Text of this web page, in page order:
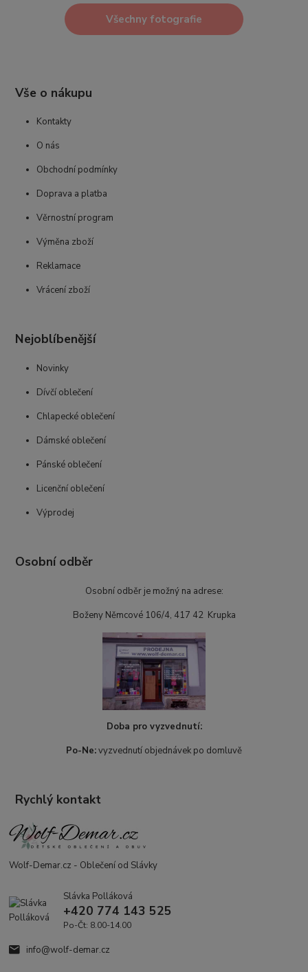
Všechny fotografie
Vše o nákupu
Kontakty
O nás
Obchodní podmínky
Doprava a platba
Věrnostní program
Výměna zboží
Reklamace
Vrácení zboží
Nejoblíbenější
Novinky
Dívčí oblečení
Chlapecké oblečení
Dámské oblečení
Pánské oblečení
Licenční oblečení
Výprodej
Osobní odběr
Osobní odběr je možný na adrese:
Boženy Němcové 106/4, 417 42 Krupka
Doba pro vyzvednutí:
Po-Ne:vyzvednutí objednávek po domluvě
Rychlý kontakt
Wolf-Demar.cz - Oblečení od Slávky
Slávka Polláková
+420 774 143 525
Po-Čt: 8.00-14.00
info@wolf-demar.cz